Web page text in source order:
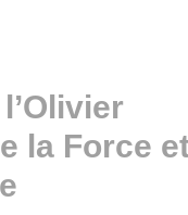
la Force